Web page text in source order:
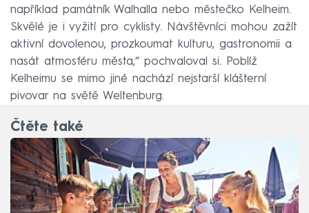
například památník Walhalla nebo městečko Kelheim.
Skvělé je i vyžití pro cyklisty. Návštěvníci mohou zažít
aktivní dovolenou, prozkoumat kulturu, gastronomii a
nasát atmosféru města,“ pochvaloval si. Poblíž
Kelheimu se mimo jiné nachází nejstarší klášterní
pivovar na světě Weltenburg.
Čtěte také